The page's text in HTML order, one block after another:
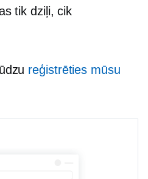
tik dziļi, cik
reģistrēties mūsu